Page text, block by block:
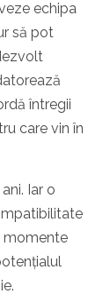
echipa
să pot
întregii
care vin în
Iar o
momente